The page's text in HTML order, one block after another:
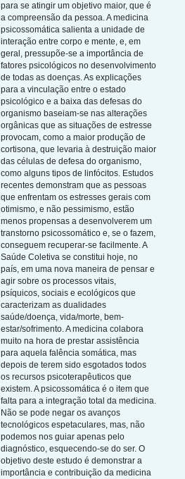
para se atingir um objetivo maior, que é
a compreensão da pessoa. A medicina
psicossomática salienta a unidade de
interação entre corpo e mente, e, em
geral, pressupõe-se a importância de
fatores psicológicos no desenvolvimento
de todas as doenças. As explicações
para a vinculação entre o estado
psicológico e a baixa das defesas do
organismo baseiam-se nas alterações
orgânicas que as situações de estresse
provocam, como a maior produção de
cortisona, que levaria à destruição maior
das células de defesa do organismo,
como alguns tipos de linfócitos. Estudos
recentes demonstram que as pessoas
que enfrentam os estresses gerais com
otimismo, e não pessimismo, estão
menos propensas a desenvolverem um
transtorno psicossomático e, se o fazem,
conseguem recuperar-se facilmente. A
Saúde Coletiva se constitui hoje, no
país, em uma nova maneira de pensar e
agir sobre os processos vitais,
psíquicos, sociais e ecológicos que
caracterizam as dualidades
saúde/doença, vida/morte, bem-
estar/sofrimento. A medicina colabora
muito na hora de prestar assistência
para aquela falência somática, mas
depois de terem sido esgotados todos
os recursos psicoterapêuticos que
existem. A psicossomática é o item que
falta para a integração total da medicina.
Não se pode negar os avanços
tecnológicos espetaculares, mas, não
podemos nos guiar apenas pelo
diagnóstico, esquecendo-se do ser. O
objetivo deste estudo é demonstrar a
importância e contribuição da medicina